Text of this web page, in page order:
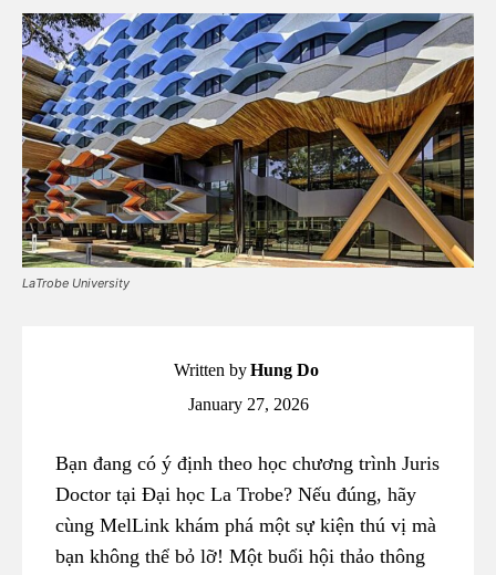
LaTrobe University
Written byHung Do
January 27, 2026
Bạn đang có ý định theo học chương trình Juris
Doctor tại Đại học La Trobe? Nếu đúng, hãy
cùng MelLink khám phá một sự kiện thú vị mà
bạn không thể bỏ lỡ! Một buổi hội thảo thông